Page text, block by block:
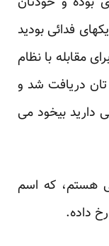
فدائی بودید
مقابله با نظام
دریافت شد و
دارید بیخود می
هستم، که اسم
داده.